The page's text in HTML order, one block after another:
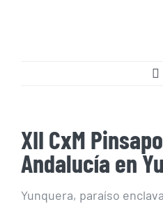
XII CxM
Andalucía en
Yunquera, paraíso